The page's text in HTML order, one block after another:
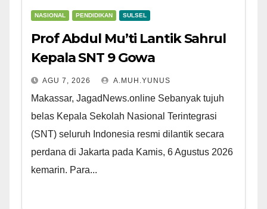
NASIONAL PENDIDIKAN SULSEL
Prof Abdul Mu’ti Lantik Sahrul
Kepala SNT 9 Gowa
AGU 7, 2026 A.MUH.YUNUS
Makassar, JagadNews.online Sebanyak tujuh
belas Kepala Sekolah Nasional Terintegrasi
(SNT) seluruh Indonesia resmi dilantik secara
perdana di Jakarta pada Kamis, 6 Agustus 2026
kemarin. Para...